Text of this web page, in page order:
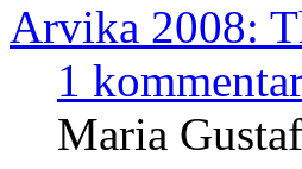
Arvika 2008:
1
Maria